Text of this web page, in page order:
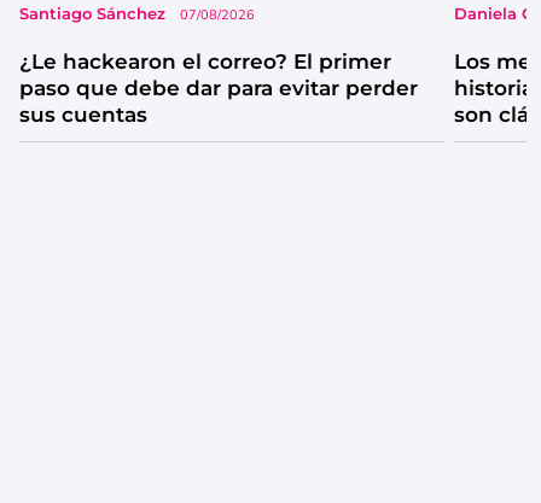
Santiago Sánchez 07/08/2026
¿Le hackearon el correo? El primer
paso que debe dar para evitar perder
sus cuentas
Daniela
Los
historia
son